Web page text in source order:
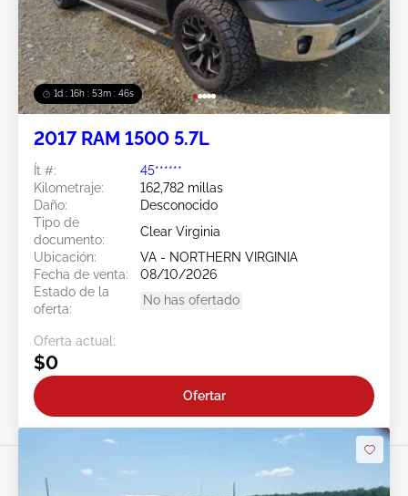
1d : 16h : 53m : 44s
2017 RAM 1500 5.7L
Ít #:
45******
Kilometraje:
162,782 millas
Daño:
Desconocido
Tipo de
documento:
Clear Virginia
Ubicación:
VA - NORTHERN VIRGINIA
Fecha de venta:
08/10/2026
Estado de la
oferta:
No has ofertado
Oferta actual:
$0
Ofertar